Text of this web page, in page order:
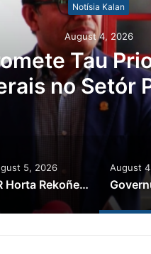
Notísia Kalan
August 4, 2026
Tau
no Setór
5, 2026
PR Horta Rekoñese Timoroan Sira Iha Diáspora Nia Kontribuisaun
August